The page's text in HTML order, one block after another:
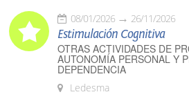
08/01/2026 26/11/2026
Estimulación Cognitiva
OTRAS ACTIVIDADES DE
AUTONOMÍA PERSONAL Y
DEPENDENCIA
Ledesma